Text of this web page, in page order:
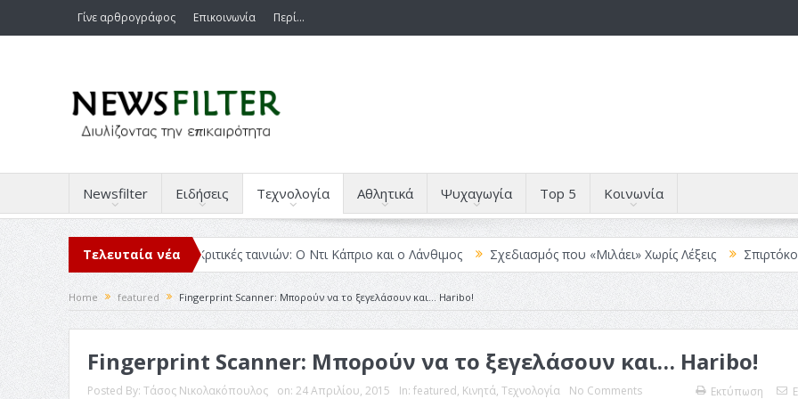
Γίνε αρθρογράφος Επικοινωνία Περί…
Newsfilter Ειδήσεις Τεχνολογία Αθλητικά Ψυχαγωγία Top 5 Κοινωνία
Τελευταία νέα
μέσα στο 2025 Κριτικές ταινιών: Ο Ντι Κάπριο και ο Λάνθιμος Σχεδιασμός που «Μιλάει» Χωρίς Λέξεις Σπιρτόκουτο: η
Home featured Fingerprint Scanner: Μπορούν να το ξεγελάσουν και… Haribo!
Fingerprint Scanner: Μπορούν να το ξεγελάσουν και… Haribo!
Posted By: Τάσος Νικολακόπουλος on: 24 Απριλίου, 2015 In: featured, Κινητά, Τεχνολογία No Comments Εκτύπωση